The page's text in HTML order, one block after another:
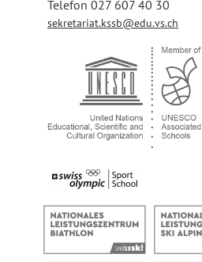
Telefon 027 607 40 30
sekretariat.kssb@edu.vs.ch